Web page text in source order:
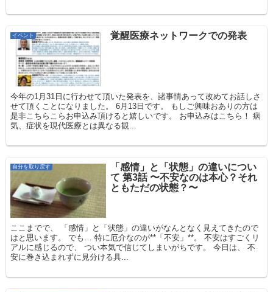
イベント 覚醒医療ネットワークでの発表
今年の1月31日に行わせて頂いた発表を、諸事情あって改めてお話しさ
せて頂くことになりました。 6月13日です。 もしご興味おありの方は
是非こちらこらお申込み頂けると嬉しいです。 お申込みはこちら！ 病
気、症状を現代医療とは異なる観...
自分を取り戻す
「感情」と「状態」の違いについ
て 第3話 〜不安なのは本心？それ
ともただの状態？〜
ここまでで、 「感情」と「状態」の違いがなんとなく見えてきたので
はと思います。 でも… 特に厄介なのが**「不安」**。 不安はすごくリ
アルに感じるので、 つい本気で信じてしまいがちです。 今日は、 不
安に巻き込まれずに見分ける具...